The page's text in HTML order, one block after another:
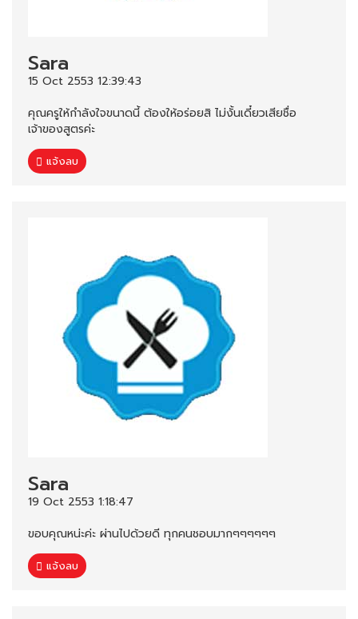
Sara
15 Oct 2553 12:39:43
คุณครูให้กำลังใจขนาดนี้ ต้องให้อร่อยสิ ไม่งั้นเดี๋ยวเสียชื่อ
เจ้าของสูตรค่ะ
แจ้งลบ
Sara
19 Oct 2553 1:18:47
ขอบคุณหน่ะค่ะ ผ่านไปด้วยดี ทุกคนชอบมากๆๆๆๆๆๆ
แจ้งลบ